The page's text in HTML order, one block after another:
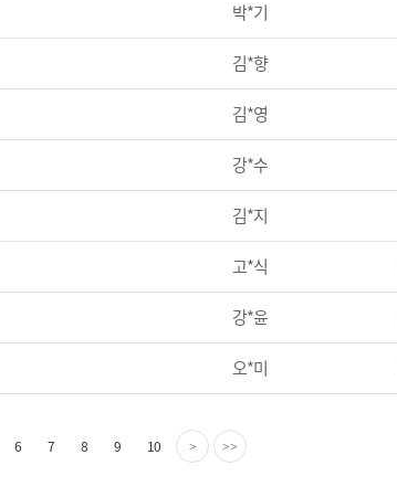
박*기
김*향
김*영
강*수
김*지
고*식
강*윤
오*미
6 7 8 9 10 > >>